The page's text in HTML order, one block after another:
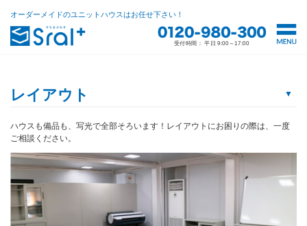
オーダーメイドのユニットハウスはお任せ下さい！
受付時間： 平日 9:00～17:00
レイアウト ▼
ハウスも備品も、写光で全部そろいます！レイアウトにお困りの際は、一度
ご相談ください。